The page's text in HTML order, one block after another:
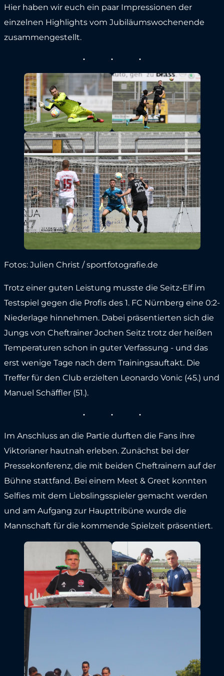
Hier haben wir euch ein paar Impressionen der
einzelnen Highlights vom Jubiläumswochenende
zusammengestellt.
Fotos: Julien Christ / sportfotografie.de
Trotz einer guten Leistung musste die Seitz-Elf im
Testspiel gegen die Profis des 1. FC Nürnberg eine 0:2-
Niederlage hinnehmen. Dabei präsentierten sich die
Jungs von Cheftrainer Jochen Seitz trotz der heißen
Temperaturen schon in guter Verfassung - und das
erst wenige Tage nach dem Trainingsauftakt. Die
Treffer für den Club erzielten Leonardo Vonic (45.) und
Manuel Schäffler (51.).
Im Anschluss an die Partie durften die Fans ihre
Viktorianer hautnah erleben. Zunächst bei der
Pressekonferenz, die mit beiden Cheftrainern auf der
Bühne stattfand. Bei einem Meet & Greet konnten
Selfies mit dem Liebslingsspieler gemacht werden
und am Aufgang zur Haupttribüne wurde die
Mannschaft für die kommende Spielzeit präsentiert.